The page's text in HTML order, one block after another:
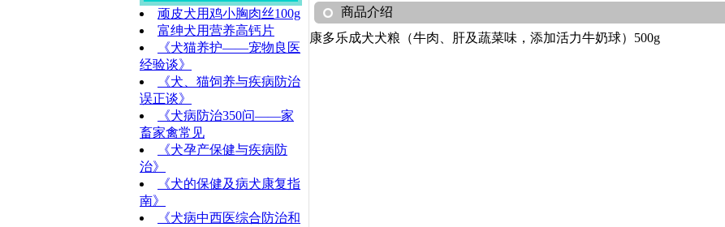
顽皮犬用鸡小胸肉丝100g
富绅犬用营养高钙片
《犬猫养护——宠物良医
经验谈》
《犬、猫饲养与疾病防治
误正谈》
《犬病防治350问——家
畜家禽常见
《犬孕产保健与疾病防
治》
《犬的保健及病犬康复指
南》
《犬病中西医综合防治和
商品介绍
康多乐成犬犬粮（牛肉、肝及蔬菜味，添加活力牛奶球）500g